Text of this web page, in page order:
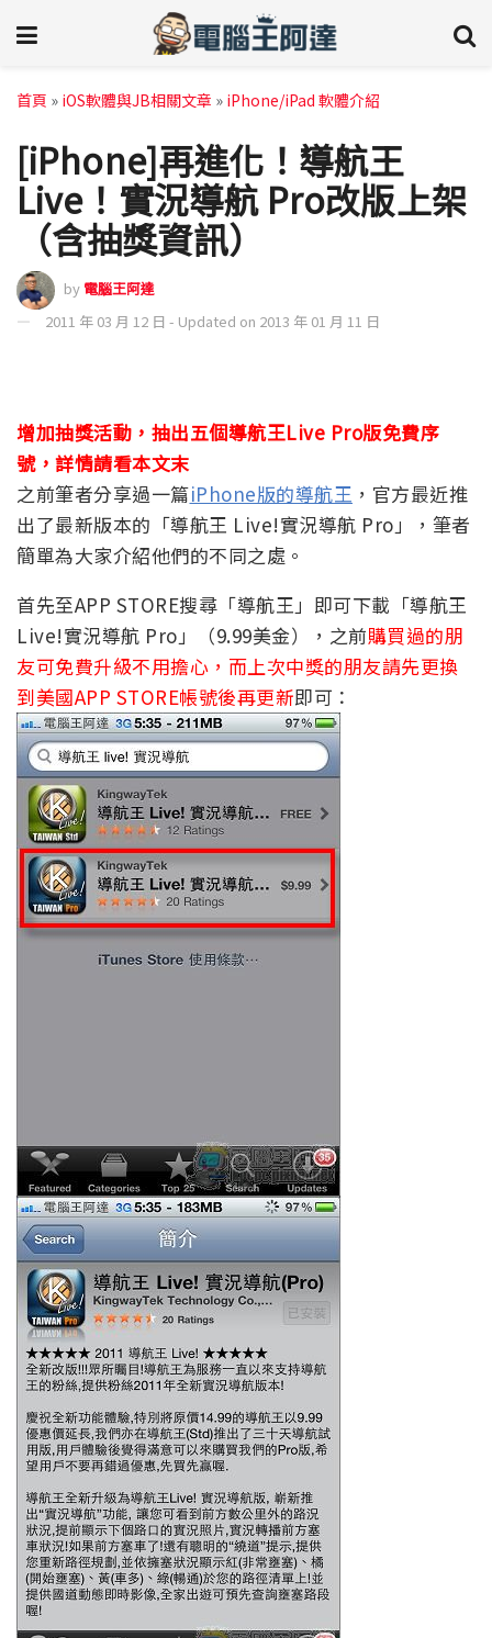
首頁 » iOS軟體與JB相關文章 » iPhone/iPad 軟體介紹
[iPhone]再進化！導航王
Live！實況導航 Pro改版上架
（含抽獎資訊）
by 電腦王阿達
2011 年 03 月 12 日 - Updated on 2013 年 01 月 11 日
增加抽獎活動，抽出五個導航王Live Pro版免費序
號，詳情請看本文末
之前筆者分享過一篇iPhone版的導航王 ，官方最近推
出了最新版本的「導航王 Live!實況導航 Pro」，筆者
簡單為大家介紹他們的不同之處。
首先至APP STORE搜尋「導航王」即可下載「導航王
Live!實況導航 Pro」（9.99美金），之前購買過的朋
友可免費升級不用擔心，而上次中獎的朋友請先更換
到美國APP STORE帳號後再更新即可：